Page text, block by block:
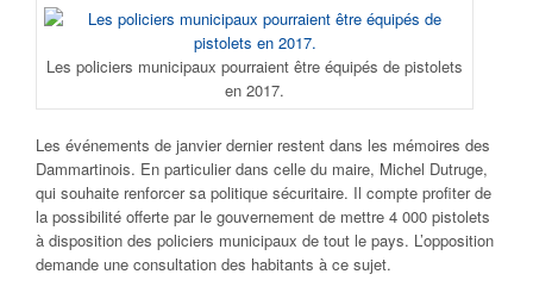
Les policiers municipaux pourraient être équipés de pistolets
en 2017.
Les événements de janvier dernier restent dans les mémoires des
Dammartinois. En particulier dans celle du maire, Michel Dutruge,
qui souhaite renforcer sa politique sécuritaire. Il compte profiter de
la possibilité offerte par le gouvernement de mettre 4 000 pistolets
à disposition des policiers municipaux de tout le pays. L’opposition
demande une consultation des habitants à ce sujet.